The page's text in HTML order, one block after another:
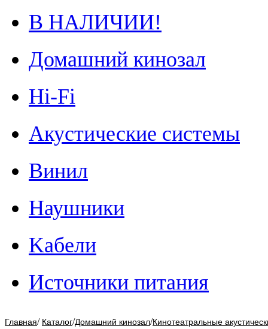
В НАЛИЧИИ!
Домашний кинозал
Hi-Fi
Акустические системы
Винил
Наушники
Kабели
Источники питания
Главная/ Каталог/Домашний кинозал/Кинотеатральные